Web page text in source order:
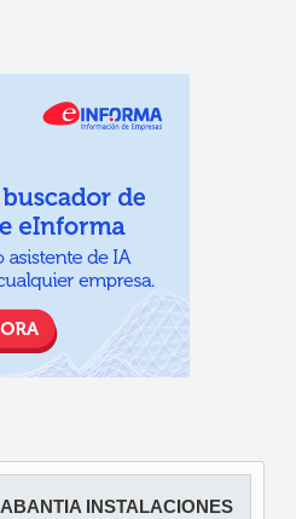
ABANTIA INSTALACIONES